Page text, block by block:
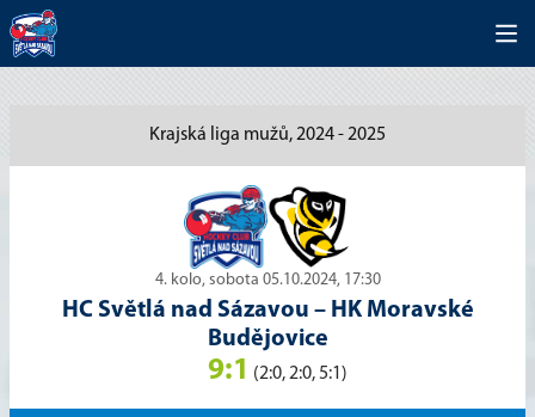
Krajská liga mužů, 2024 - 2025
4. kolo, sobota 05.10.2024, 17:30
HC Světlá nad Sázavou – HK Moravské
Budějovice
9:1 (2:0, 2:0, 5:1)